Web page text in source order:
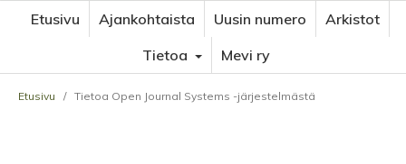
Etusivu Ajankohtaista Uusin numero
Arkistot
Tietoa
Mevi ry
Etusivu / Tietoa Open Journal Systems -järjestelmästä